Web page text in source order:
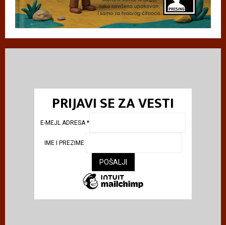
PRIJAVI SE ZA VESTI
E-MEJL ADRESA*
IME I PREZIME